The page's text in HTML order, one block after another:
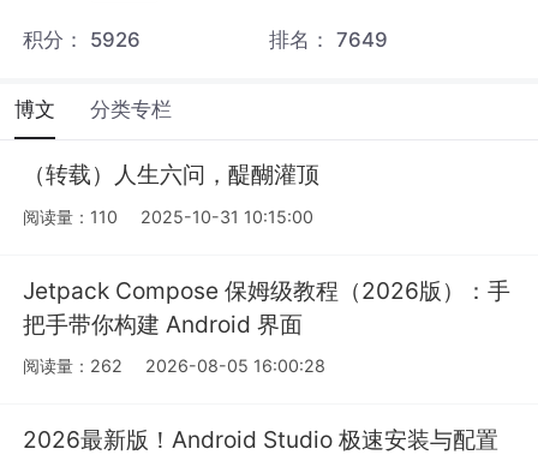
积分： 5926 排名： 7649
博文 分类专栏
（转载）人生六问，醍醐灌顶
阅读量：110 2025-10-31 10:15:00
Jetpack Compose 保姆级教程（2026版）：手
把手带你构建 Android 界面
阅读量：262 2026-08-05 16:00:28
2026最新版！Android Studio 极速安装与配置